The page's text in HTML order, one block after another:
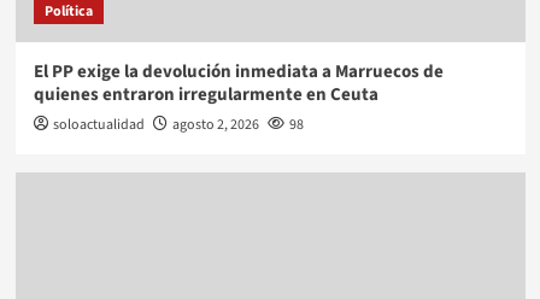
Política
El PP exige la devolución inmediata a Marruecos de
quienes entraron irregularmente en Ceuta
soloactualidad agosto 2, 2026 98